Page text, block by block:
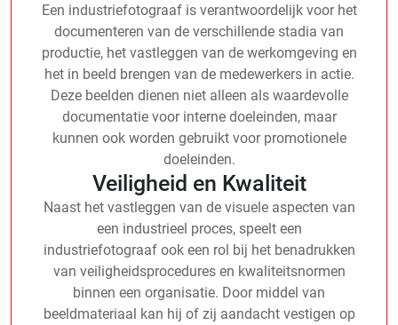
Een industriefotograaf is verantwoordelijk voor het
documenteren van de verschillende stadia van
productie, het vastleggen van de werkomgeving en
het in beeld brengen van de medewerkers in actie.
Deze beelden dienen niet alleen als waardevolle
documentatie voor interne doeleinden, maar
kunnen ook worden gebruikt voor promotionele
doeleinden.
Veiligheid en Kwaliteit
Naast het vastleggen van de visuele aspecten van
een industrieel proces, speelt een
industriefotograaf ook een rol bij het benadrukken
van veiligheidsprocedures en kwaliteitsnormen
binnen een organisatie. Door middel van
beeldmateriaal kan hij of zij aandacht vestigen op